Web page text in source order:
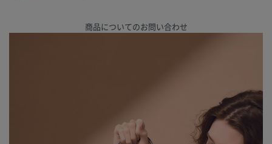
商品についてのお問い合わせ